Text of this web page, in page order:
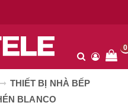
0
THIẾT BỊ NHÀ BẾP
BLANCO